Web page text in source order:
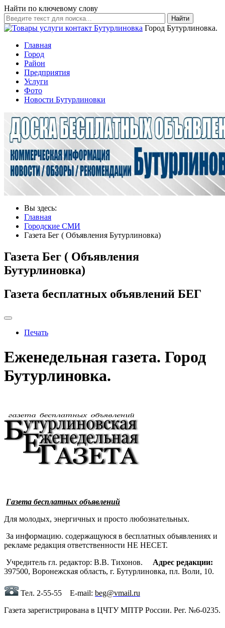
Найти по ключевому слову
Найти
Город Бутурлиновка.
Главная
Город
Район
Предприятия
Услуги
Фото
Новости Бутурлиновки
Вы здесь:
Главная
Городские СМИ
Газета Бег ( Объявления Бутурлиновка)
Газета Бег ( Объявления
Бутурлиновка)
Газета бесплатных объявлений БЕГ
Печать
Еженедельная газета. Город
Бутурлиновка.
Газета бесплатных объявлений
Для молодых, энергичных и просто любознательных.
За информацию. содержащуюся в бесплатных объявлениях и
рекламе редакция ответственности НЕ НЕСЕТ.
Учредитель гл. редактор: В.В. Тихонов. Адрес редакции:
397500, Воронежская область, г. Бутурлиновка, пл. Воли, 10.
Тел. 2-55-55 Е-mail: beg@vmail.ru
Газета зарегистрирована в ЦЧТУ МПТР России. Рег. №6-0235.